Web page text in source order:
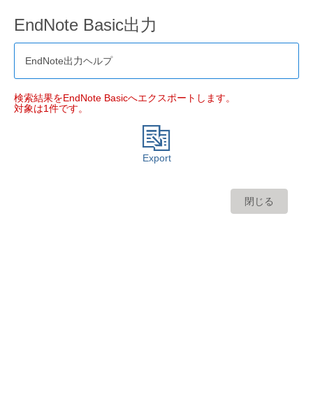
EndNote Basic出力
EndNote出力ヘルプ
検索結果をEndNote Basicへエクスポートします。
対象は1件です。
Export